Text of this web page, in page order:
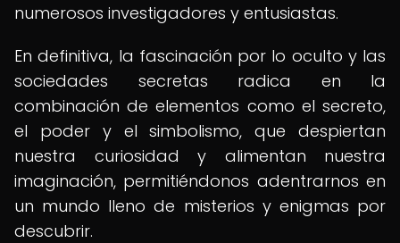
numerosos investigadores y entusiastas.
En definitiva, la fascinación por lo oculto y las
sociedades secretas radica en la
combinación de elementos como el secreto,
el poder y el simbolismo, que despiertan
nuestra curiosidad y alimentan nuestra
imaginación, permitiéndonos adentrarnos en
un mundo lleno de misterios y enigmas por
descubrir.